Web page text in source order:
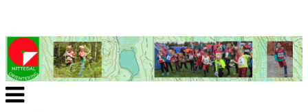
Veksle
navigasjon